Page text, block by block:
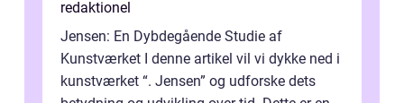
redaktionel
Jensen: En Dybdegående Studie af
Kunstværket I denne artikel vil vi dykke ned i
kunstværket “. Jensen” og udforske dets